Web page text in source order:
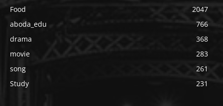
Food
2047
aboda_edu
766
drama
368
movie
283
song
261
Study
231